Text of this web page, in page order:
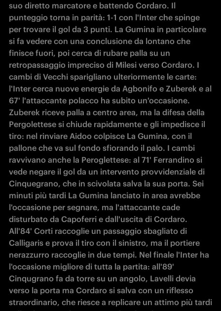
suo diretto marcatore e battendo Cordaro. Il
punteggio torna in parità: 1-1 con l'Inter che spinge
per trovare il gol da 3 punti. La Gumina in particolare
si fa vedere con una conclusione da lontano che
finisce fuori, poi cerca di rubare palla su un
retropassaggio impreciso di Milesi verso Cordaro. I
cambi di Vecchi sparigliano ulteriormente le carte:
l'Inter cerca nuove energie da Agbonifo e Zuberek e al
67' l'attaccante polacco ha subito un'occasione.
Zuberek riceve palla a centro area, ma la difesa della
Pergolettese si chiude rapidamente e gli impedisce il
tiro: nel rinviare Aidoo colpisce La Gumina, con il
pallone che va sul fondo sfiorando il palo. I cambi
ravvivano anche la Peroglettese: al 71' Ferrandino si
vede negare il gol da un intervento provvidenziale di
Cinquegrano, che in scivolata salva la sua porta. Sei
minuti più tardi La Gumina lanciato in area avrebbe
l'occasione per segnare, ma l'attaccante cade
disturbato da Capoferri e dall'uscita di Cordaro.
All'84' Corti raccoglie un passaggio sbagliato di
Calligaris e prova il tiro con il sinistro, ma il portiere
nerazzurro raccoglie in due tempi. Nel finale l'Inter ha
l'occasione migliore di tutta la partita: all'89'
Cinqugrano fa da torre su un angolo, Lavelli devia
verso la porta ma Cordaro si salva con un riflesso
straordinario, che riesce a replicare un attimo più tardi